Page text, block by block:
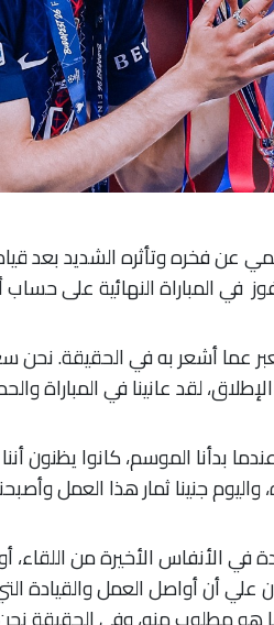
عن فخره وتأثره الشديد بعد
في المباراة النهائية على حساب
عما أشعر به في الحقيقة. نحن
لقد عانينا في المباراة
بدأنا الموسم، كانوا يظنون
جنينا ثمار هذا العمل
في الأنفاس الأخيرة من
أن أواصل العمل والقيادة